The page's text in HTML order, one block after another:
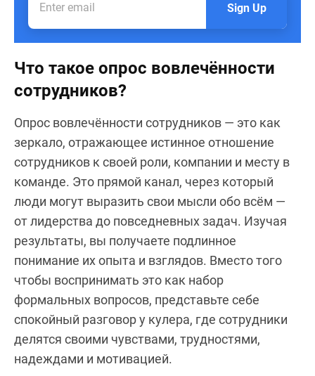
Sign Up
Что такое опрос вовлечённости
сотрудников?
Опрос вовлечённости сотрудников — это как
зеркало, отражающее истинное отношение
сотрудников к своей роли, компании и месту в
команде. Это прямой канал, через который
люди могут выразить свои мысли обо всём —
от лидерства до повседневных задач. Изучая
результаты, вы получаете подлинное
понимание их опыта и взглядов. Вместо того
чтобы воспринимать это как набор
формальных вопросов, представьте себе
спокойный разговор у кулера, где сотрудники
делятся своими чувствами, трудностями,
надеждами и мотивацией.